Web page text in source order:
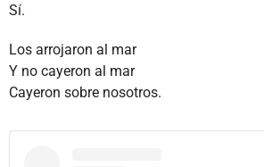
Sí.
Los arrojaron al mar
Y no cayeron al mar
Cayeron sobre nosotros.